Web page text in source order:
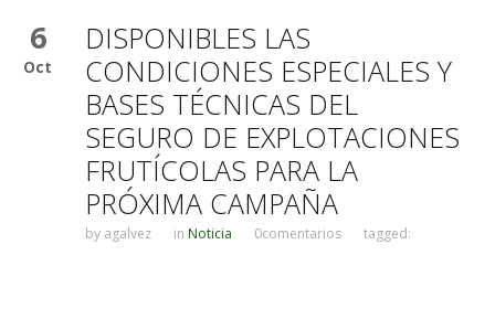
6
Oct
DISPONIBLES LAS
CONDICIONES ESPECIALES Y
BASES TÉCNICAS DEL
SEGURO DE EXPLOTACIONES
FRUTÍCOLAS PARA LA
PRÓXIMA CAMPAÑA
by agalvez in Noticia 0comentarios tagged: